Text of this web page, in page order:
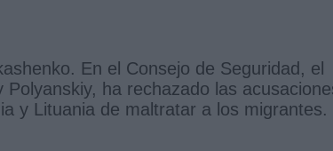
En el Consejo de Seguridad, el
ha rechazado las
y Lituania de maltratar a los migrantes.